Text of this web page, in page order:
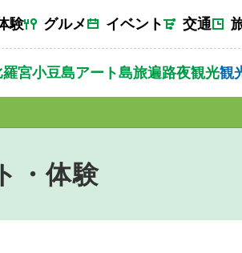
験 グルメ イベント 交通
宮小豆島アート島旅遍路夜観光観
・体験